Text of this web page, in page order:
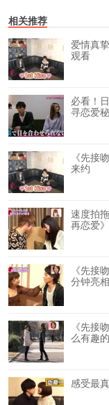
相关推荐
爱情真
观看
必看！
寻恋爱
《先接
来约
速度拍
再恋爱
《先接
分钟亮相
《先接
么有趣
感受最